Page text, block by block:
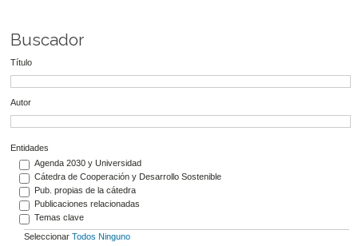
Buscador
Título
Autor
Entidades
Agenda 2030 y Universidad
Cátedra de Cooperación y Desarrollo Sostenible
Pub. propias de la cátedra
Publicaciones relacionadas
Temas clave
Seleccionar Todos Ninguno